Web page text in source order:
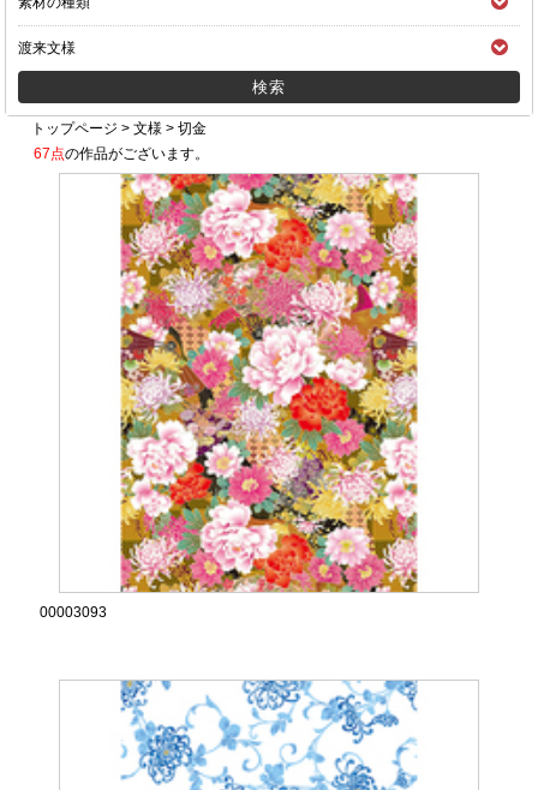
渡来文様
トップページ >文様 >切金
67点の作品がございます。
00003093